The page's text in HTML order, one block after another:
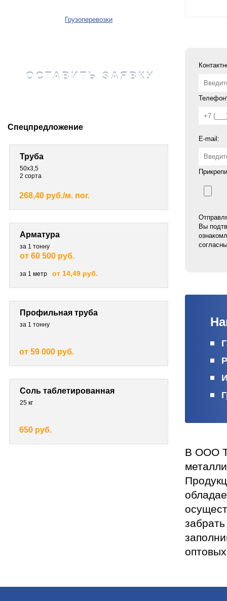
Грузоперевозки
ОСТАВИТЬ ЗАЯВКУ
Спецпредложение
Труба
50х3,5
2 сорта
268,40 руб./м. пог.
Арматура
за 1 тонну
от 60 500 руб.
за 1 метр от 14,49 руб.
Профильная труба
за 1 тонну
от 59 000 руб.
Соль таблетированная
25 кг
650 руб.
E-mail:
Вы
В ООО